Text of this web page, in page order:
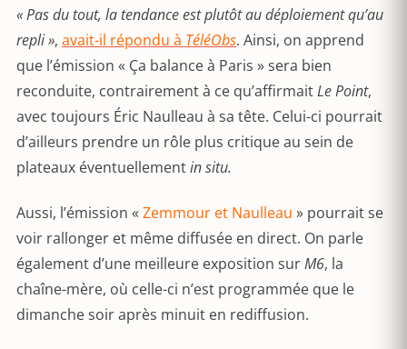
« Pas du tout, la tendance est plutôt au déploiement qu’au
repli », avait-il répondu à TéléObs. Ainsi, on apprend
que l’émission « Ça balance à Paris » sera bien
reconduite, contrairement à ce qu’affirmaitLe Point,
avec toujours Éric Naulleau à sa tête. Celui-ci pourrait
d’ailleurs prendre un rôle plus critique au sein de
plateaux éventuellementin situ.
Aussi, l’émission « Zemmour et Naulleau » pourrait se
voir rallonger et même diffusée en direct. On parle
également d’une meilleure exposition surM6, la
chaîne-mère, où celle-ci n’est programmée que le
dimanche soir après minuit en rediffusion.